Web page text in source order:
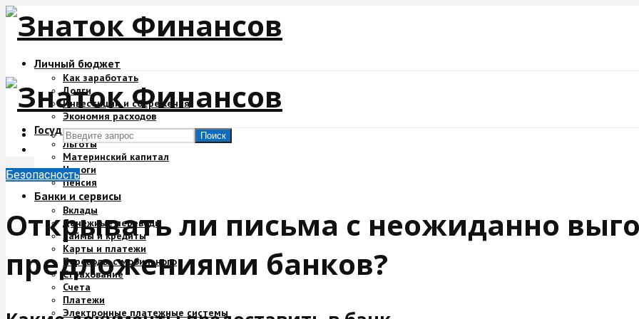
Личный бюджет
Как заработать
Долги
Инвестиции и сбережения
Экономия расходов
Государство и деньги
Льготы
Материнский капитал
Налоги
Пенсия
Банки и сервисы
Вклады
Денежные переводы
Займы и кредиты
Карты и платежи
Переводы с мобильного
Страхование
Счета
Платежи
Электронные платежные системы
Поиск
Безопасность
Открывать ли письма с неожиданно
предложениями банков?